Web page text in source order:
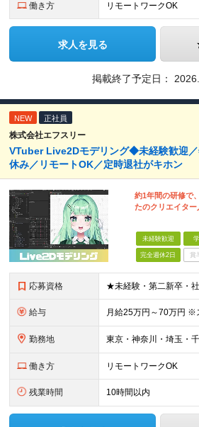
働き方 リモートワークOK
求人を見る
掲載終了予定日：
NEW 正社員
株式会社エフスリー
VTuber Live2Dモデリング◆未経験歓迎
休み／リモートOK／定時退社がキホン
約1年間の研修で
たのクリエイター
未経験歓迎
完全週休2日 賞
応募資格
給与
勤務地
働き方 リモートワークOK
残業時間 10時間以内